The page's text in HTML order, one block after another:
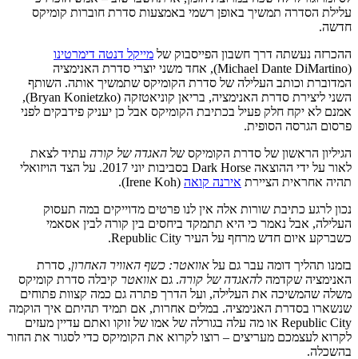
עלילת הסדרה תמשיך באופן רשמי באמצעות סדרת חוברות קומיקס
חדשה.
ההכרזה נעשתה דרך חשבון הפייסבוק של מייקל דנטה דימרטינו
(Michael Dante DiMartino), אחד משני יוצרי סדרת האנימציה
המדוברת וכותב העלילה של סדרת הקומיקס שתמשיך אותה. השותף
השני ליצירת סדרת האנימציה, בריאן קוניאטזקה (Bryan Konietzko),
אמנם לא יקח חלק פעיל בכתיבת הקומיקס אבל כן יעניק פידבקים לפני
פרסום הגרסה הסופית.
הגיליון הראשון של סדרת הקומיקס של האגדה של קורה עתיד לצאת
לאור על ידי ההוצאה Dark Horse בסביבות יוני 2017. על הצד הויזואלי
תהיה אחראית הציירת אירנה קואה (Irene Koh).
נכון לרגע כתיבת שורות אלה אין לנו פרטים מדוייקים במה תעסוק
העלילה, אבל נאמר כי היא תתמקד ביחסים בין קורה לבין אסאמי
כשברקע איום חדש מרחף על העיר Republic City.
בזמנו תהליך דומה עבר גם על אוואטר: כשף האוויר האחרון, סדרת
האנימציה שקדמה להאגדה של קורה. גם אוואטר קיבלה סדרת קומיקס
משלה שהמשיכה את העלילה, ועל הדרך פתרה גם כמה קצוות פתוחים
שנשארו בסדרת האנימציה. במלים אחרות, אם תמיד תהיתם איך הוקמה
Republic City או מה עלה בגורלה של אמו של זוקו ואתם עדיין מעזים
לקרוא לעצמכם מעריצים – רוצו לקרוא את הקומיקס כדי לסגור את החור
בהשכלה.